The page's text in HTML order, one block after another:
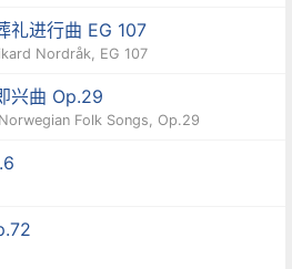
礼进行曲 EG 107
Nordråk, EG 107
兴曲 Op.29
Folk Songs, Op.29